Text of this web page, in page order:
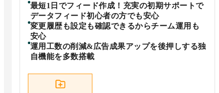
最短1日でフィード作成！充実の初期サポートで
データフィード初心者の方でも安心
変更履歴も設定も確認できるからチーム運用も
安心
運用工数の削減&広告成果アップを後押しする独
自機能を多数搭載